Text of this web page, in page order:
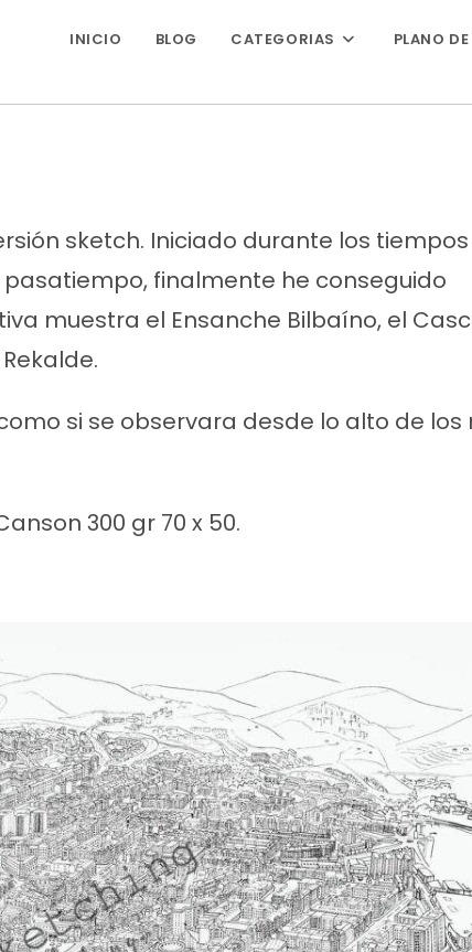
INICIO BLOG CATEGORIAS PLANO
sketch. Iniciado durante los
finalmente he conseguido
muestra el Ensanche Bilbaíno, el
si se observara desde lo alto de los
300 gr 70 x 50.